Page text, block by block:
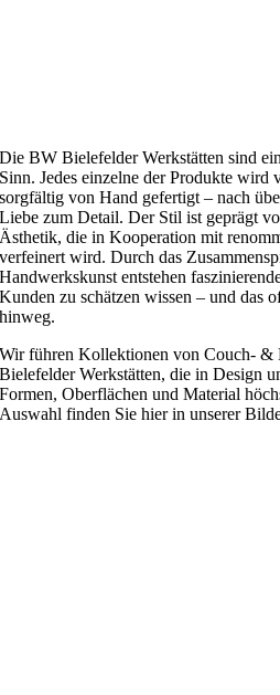
Die BW Bielefelder Werkstätten sind
Sinn. Jedes einzelne der Produkte wird
sorgfältig von Hand gefertigt – nach
Liebe zum Detail. Der Stil ist geprägt
Ästhetik, die in Kooperation mit
verfeinert wird. Durch das
Handwerkskunst entstehen
Kunden zu schätzen wissen – und das
hinweg.
Wir führen Kollektionen von Couch- &
Bielefelder Werkstätten, die in Design
Formen, Oberflächen und Material
Auswahl finden Sie hier in unserer